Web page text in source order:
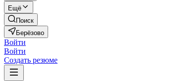
Ещё
Поиск
Берёзово
Войти
Войти
Создать резюме